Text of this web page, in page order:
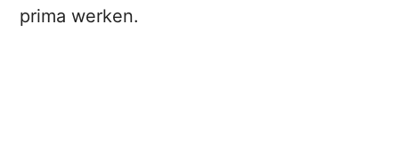
prima werken.